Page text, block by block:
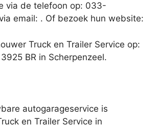
via de telefoon op: 033-
email: . Of bezoek hun website:
Truck en Trailer Service op:
BR in Scherpenzeel.
autogarageservice is
en Trailer Service in